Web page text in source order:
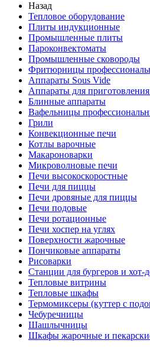
Назад
Тепловое оборудование
Плиты индукционные
Промышленные плиты
Пароконвектоматы
Промышленные сковороды
Фритюрницы
Аппараты Sous Vide
Аппараты для
Блинные аппараты
Вафельницы
Грили
Конвекционные печи
Котлы варочные
Макароноварки
Микроволновые печи
Печи высокоскоростные
Печи для пиццы
Печи дровяные для пиццы
Печи подовые
Печи ротационные
Печи хоспер на углях
Поверхности жарочные
Пончиковые аппараты
Рисоварки
Станции для бургеров и хот-
Тепловые витрины
Тепловые шкафы
Термомиксеры (куттер с
Чебуречницы
Шашлычницы
Шкафы жарочные и